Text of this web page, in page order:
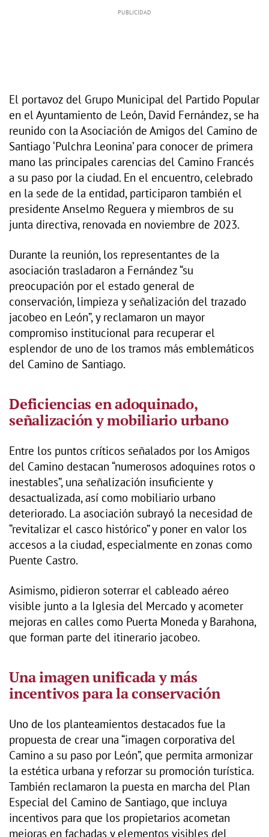
El portavoz del Grupo Municipal del Partido Popular
en el Ayuntamiento de León, David Fernández, se ha
reunido con la Asociación de Amigos del Camino de
Santiago ‘Pulchra Leonina’ para conocer de primera
mano las principales carencias del Camino Francés
a su paso por la ciudad. En el encuentro, celebrado
en la sede de la entidad, participaron también el
presidente Anselmo Reguera y miembros de su
junta directiva, renovada en noviembre de 2023.
Durante la reunión, los representantes de la
asociación trasladaron a Fernández “su
preocupación por el estado general de
conservación, limpieza y señalización del trazado
jacobeo en León”, y reclamaron un mayor
compromiso institucional para recuperar el
esplendor de uno de los tramos más emblemáticos
del Camino de Santiago.
Deficiencias en adoquinado,
señalización y mobiliario urbano
Entre los puntos críticos señalados por los Amigos
del Camino destacan “numerosos adoquines rotos o
inestables”, una señalización insuficiente y
desactualizada, así como mobiliario urbano
deteriorado. La asociación subrayó la necesidad de
“revitalizar el casco histórico” y poner en valor los
accesos a la ciudad, especialmente en zonas como
Puente Castro.
Asimismo, pidieron soterrar el cableado aéreo
visible junto a la Iglesia del Mercado y acometer
mejoras en calles como Puerta Moneda y Barahona,
que forman parte del itinerario jacobeo.
Una imagen unificada y más
incentivos para la conservación
Uno de los planteamientos destacados fue la
propuesta de crear una “imagen corporativa del
Camino a su paso por León”, que permita armonizar
la estética urbana y reforzar su promoción turística.
También reclamaron la puesta en marcha del Plan
Especial del Camino de Santiago, que incluya
incentivos para que los propietarios acometan
mejoras en fachadas y elementos visibles del